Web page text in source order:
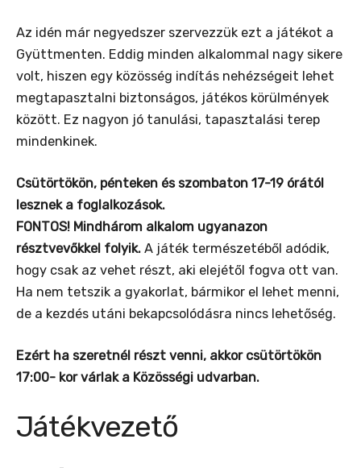
Az idén már negyedszer szervezzük ezt a játékot a
Gyüttmenten. Eddig minden alkalommal nagy sikere
volt, hiszen egy közösség indítás nehézségeit lehet
megtapasztalni biztonságos, játékos körülmények
között. Ez nagyon jó tanulási, tapasztalási terep
mindenkinek.
Csütörtökön, pénteken és szombaton 17-19 órától
lesznek a foglalkozások.
FONTOS! Mindhárom alkalom ugyanazon
résztvevőkkel folyik. A játék természetéből adódik,
hogy csak az vehet részt, aki elejétől fogva ott van.
Ha nem tetszik a gyakorlat, bármikor el lehet menni,
de a kezdés utáni bekapcsolódásra nincs lehetőség.
Ezért ha szeretnél részt venni, akkor csütörtökön
17:00- kor várlak a Közösségi udvarban.
Játékvezető